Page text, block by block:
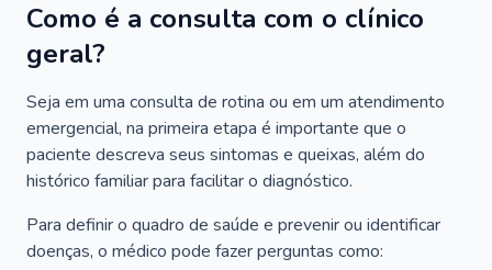
Como é a consulta com o clínico
geral?
Seja em uma consulta de rotina ou em um atendimento
emergencial, na primeira etapa é importante que o
paciente descreva seus sintomas e queixas, além do
histórico familiar para facilitar o diagnóstico.
Para definir o quadro de saúde e prevenir ou identificar
doenças, o médico pode fazer perguntas como: